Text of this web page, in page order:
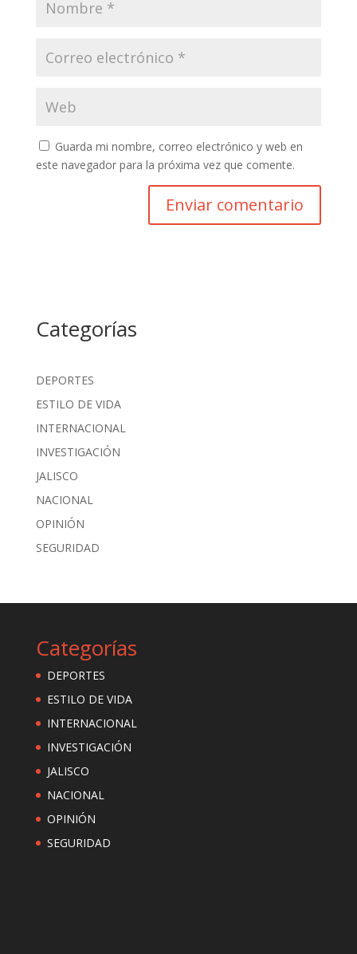
Guarda mi nombre, correo electrónico y web en
este navegador para la próxima vez que comente.
Categorías
DEPORTES
ESTILO DE VIDA
INTERNACIONAL
INVESTIGACIÓN
JALISCO
NACIONAL
OPINIÓN
SEGURIDAD
Categorías
DEPORTES
ESTILO DE VIDA
INTERNACIONAL
INVESTIGACIÓN
JALISCO
NACIONAL
OPINIÓN
SEGURIDAD